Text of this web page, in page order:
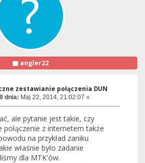
angler22
zestawianie połączenia DUN
dnia: Maj 22, 2014, 21:02:07 »
ale pytanie jest takie, czy
połączenie z internetem także
na przykład zaniku
właśnie było zadanie
dla MTK'ów.